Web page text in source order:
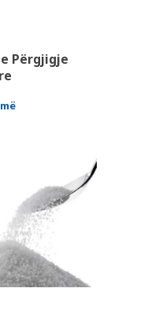
Përgjigje